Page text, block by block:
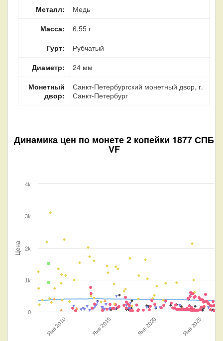
Металл:
Медь
Масса:
6,55 г
Гурт:
Рубчатый
Диаметр:
24 мм
Монетный
двор:
Санкт-Петербургский монетный двор, г.
Санкт-Петербург
Динамика цен по монете2 копейки 1877 СПБ
VF
Цена
Янв 2010 Янв 2015 Янв 2020 Янв 2025
0
1k
2k
3k
4k